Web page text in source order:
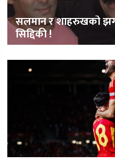
सलमान र शाहरुखको
सिद्दिकी !